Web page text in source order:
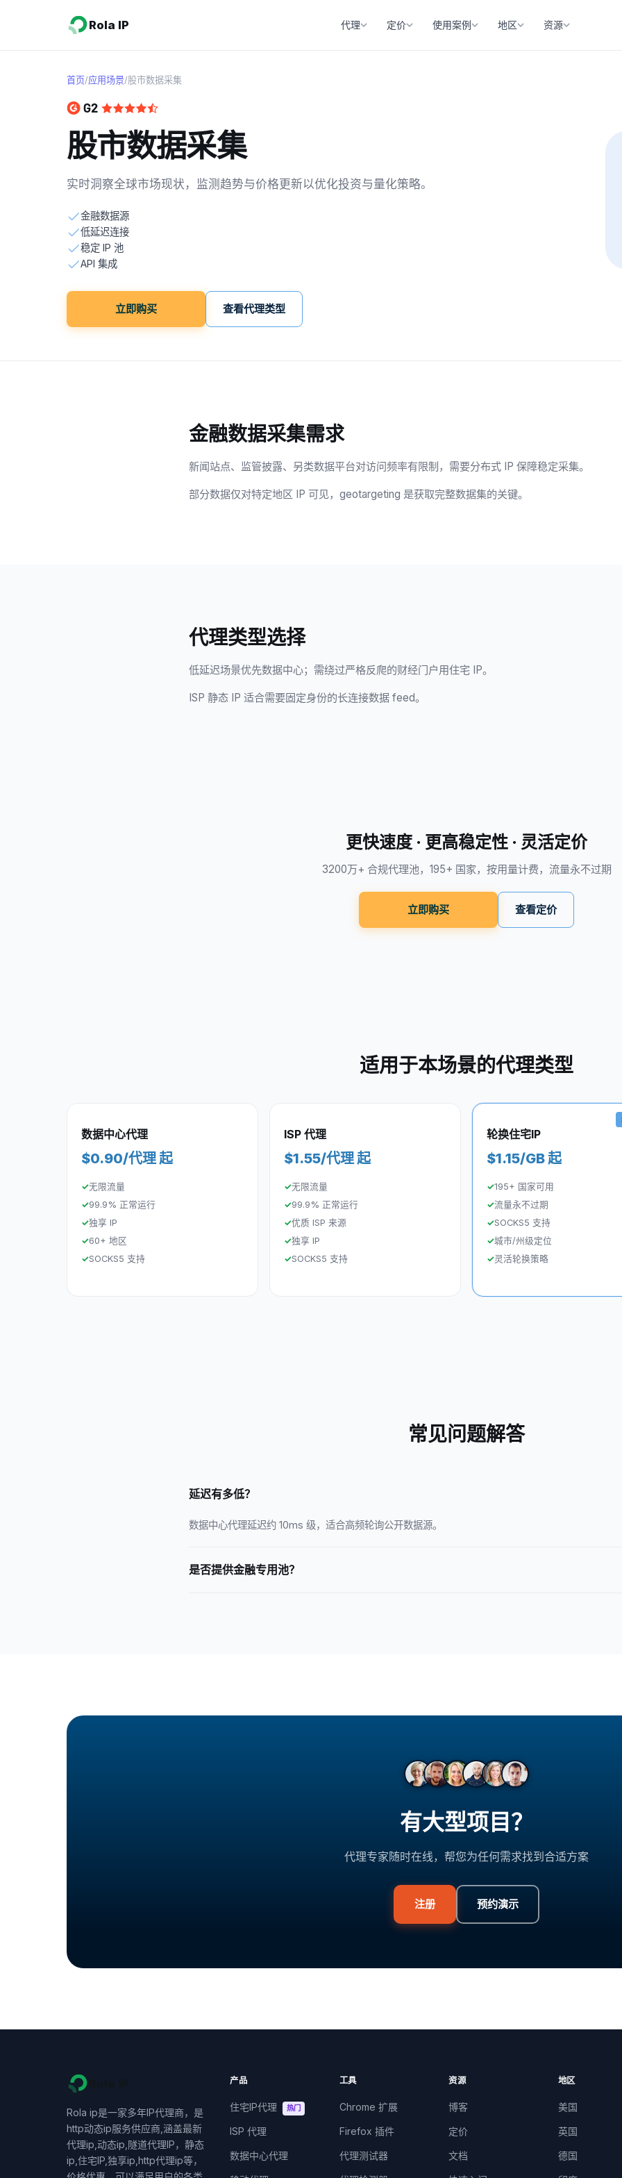
Rola IP 代理 定价 使用案例 地区 资源
首页/应用场景/股市数据采集
股市数据采集
实时洞察全球市场现状，监测趋势与价格更新以优化投资与量化策略。
金融数据源
低延迟连接
稳定 IP 池
API 集成
立即购买 查看代理类型
金融数据采集需求
新闻站点、监管披露、另类数据平台对访问频率有限制，需要分布式 IP 保障稳定采集。
部分数据仅对特定地区 IP 可见，geotargeting 是获取完整数据集的关键。
代理类型选择
低延迟场景优先数据中心；需绕过严格反爬的财经门户用住宅 IP。
ISP 静态 IP 适合需要固定身份的长连接数据 feed。
更快速度 · 更高稳定性 · 灵活定价
3200万+ 合规代理池，195+ 国家，按用量计费，流量永不过期
立即购买 查看定价
适用于本场景的代理类型
数据中心代理
$0.90/代理 起
无限流量
99.9% 正常运行
独享 IP
60+ 地区
SOCKS5 支持
ISP 代理
$1.55/代理 起
无限流量
99.9% 正常运行
优质 ISP 来源
独享 IP
SOCKS5 支持
轮换住宅IP
$1.15/GB 起
195+ 国家可用
流量永不过期
SOCKS5 支持
城市/州级定位
灵活轮换策略
常见问题解答
延迟有多低？
数据中心代理延迟约 10ms 级，适合高频轮询公开数据源。
是否提供金融专用池？
有大型项目？
代理专家随时在线，帮您为任何需求找到合适方案
注册 预约演示
Rola ip是一家多年IP代理商，是
http动态ip服务供应商,涵盖最新
代理ip,动态ip,隧道代理IP，静态
ip,住宅IP,独享ip,http代理ip等，
产品
住宅IP代理 热门
ISP 代理
数据中心代理
工具
Chrome 扩展
Firefox 插件
代理测试器
资源
博客
定价
文档
地区
美国
英国
德国